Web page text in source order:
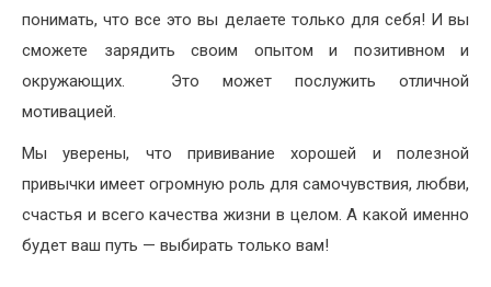
понимать, что все это вы делаете только для себя! И вы
сможете зарядить своим опытом и позитивном и
окружающих.
Это может послужить отличной
мотивацией.
Мы уверены, что прививание хорошей и полезной
привычки имеет огромную роль для самочувствия, любви,
счастья и всего качества жизни в целом. А какой именно
будет ваш путь — выбирать только вам!